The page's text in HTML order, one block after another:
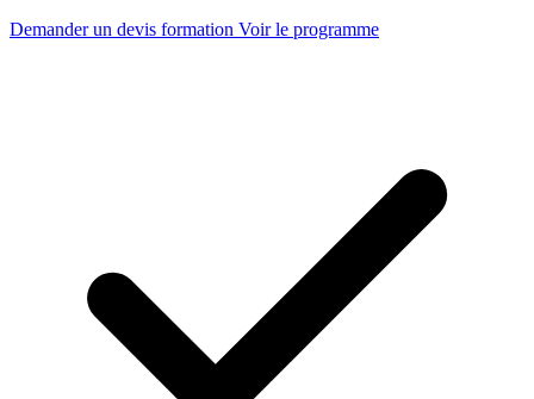
Demander un devis formation Voir le programme